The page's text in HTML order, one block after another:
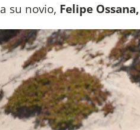
su novio, Felipe Ossana,